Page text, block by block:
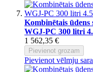
Kombinētais
WGJ-PC 300 litri
1 562,35 €
Pievienot grozam
Pievienot vēlmju